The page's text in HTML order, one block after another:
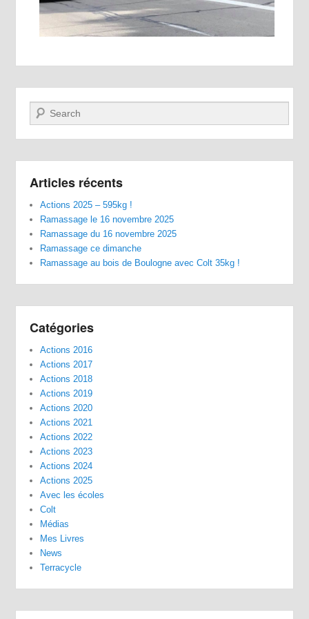
Recherche
Articles récents
Actions 2025 – 595kg !
Ramassage le 16 novembre 2025
Ramassage du 16 novembre 2025
Ramassage ce dimanche
Ramassage au bois de Boulogne avec Colt 35kg !
Catégories
Actions 2016
Actions 2017
Actions 2018
Actions 2019
Actions 2020
Actions 2021
Actions 2022
Actions 2023
Actions 2024
Actions 2025
Avec les écoles
Colt
Médias
Mes Livres
News
Terracycle